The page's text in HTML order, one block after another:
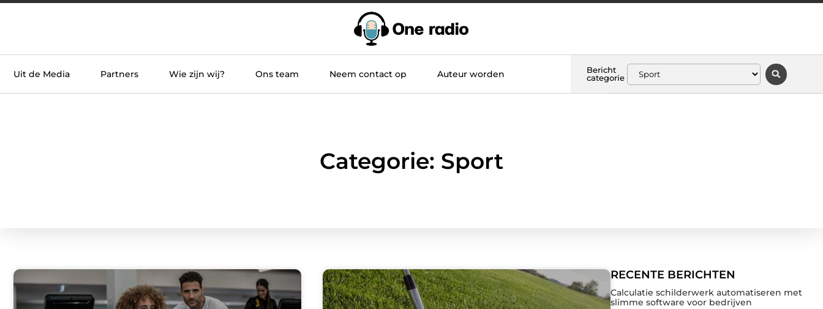
Uit de Media Partners Wie zijn wij? Ons team Neem contact op Auteur worden
Bericht
categorie
Categorie: Sport
RECENTE BERICHTEN
Calculatie schilderwerk automatiseren met
slimme software voor bedrijven